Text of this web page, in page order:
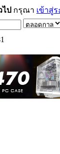
ป กรุณา เข้าสู่